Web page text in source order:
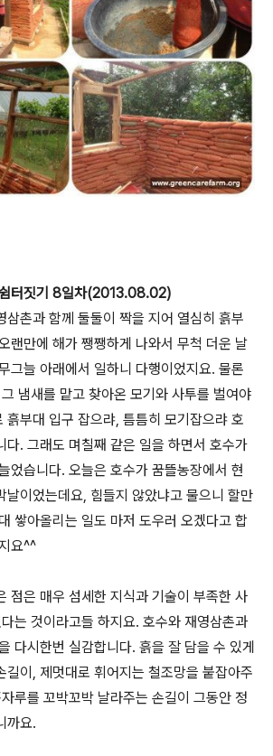
터짓기 8일차(2013.08.02)
삼촌과 함께 둘둘이 짝을 지어 열심히 흙부
랜만에 해가 쨍쨍하게 나와서 무척 더운 날
그늘 아래에서 일하니 다행이었지요. 물론
냄새를 맡고 찾아온 모기와 사투를 벌여야
흙부대 입구 잡으랴, 틈틈히 모기잡으랴 호
다. 그래도 며칠째 같은 일을 하면서 호수가
었습니다. 오늘은 호수가 꿈뜰농장에서 현
날이었는데요, 힘들지 않았냐고 물으니 할만
쌓아올리는 일도 마저 도우러 오겠다고 합
요^^
점은 매우 섬세한 지식과 기술이 부족한 사
는 것이라고들 하지요. 호수와 재영삼촌과
다시한번 실감합니다. 흙을 잘 담을 수 있게
길이, 제멋대로 휘어지는 철조망을 붙잡아주
루를 꼬박꼬박 날라주는 손길이 그동안 정
까요.